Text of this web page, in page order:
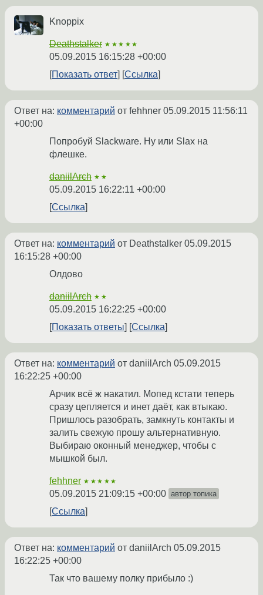
Knoppix
Deathstalker ★★★★★
05.09.2015 16:15:28 +00:00
Показать ответ
Ссылка
Ответ на: комментарий от fehhner 05.09.2015 11:56:11
+00:00
Попробуй Slackware. Ну или Slax на
флешке.
daniilArch ★★
05.09.2015 16:22:11 +00:00
Ссылка
Ответ на: комментарий от Deathstalker 05.09.2015
16:15:28 +00:00
Олдово
daniilArch ★★
05.09.2015 16:22:25 +00:00
Показать ответы
Ссылка
Ответ на: комментарий от daniilArch 05.09.2015
16:22:25 +00:00
Арчик всё ж накатил. Мопед кстати теперь
сразу цепляется и инет даёт, как втыкаю.
Пришлось разобрать, замкнуть контакты и
залить свежую прошу альтернативную.
Выбираю оконный менеджер, чтобы с
мышкой был.
fehhner ★★★★★
05.09.2015 21:09:15 +00:00 автор топика
Ссылка
Ответ на: комментарий от daniilArch 05.09.2015
16:22:25 +00:00
Так что вашему полку прибыло :)